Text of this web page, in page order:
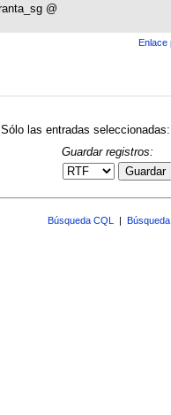
@
Enlace
Sólo las entradas seleccionadas:
Guardar registros:
Guardar
Búsqueda CQL